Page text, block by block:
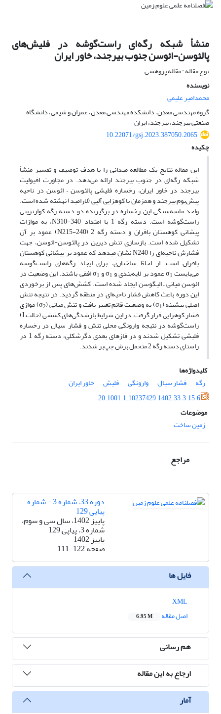
منشأ شبکه رگه‌ای راست‌گوشه در فلیش‌های
پالئوسن-ائوسن جنوب بیرجند، خاور ایران
نوع مقاله : مقاله پژوهشی
نویسنده
محمدامیر علیمی
گروه مهندسی معدن، دانشکده مهندسی معدن، عمران و شیمی، دانشگاه
صنعتی بیرجند، بیرجند، ایران
10.22071/gsj.2023.387050.2065
چکیده
این مقاله نتایج یک مطالعه میدانی را با هدف توصیف و تفسیر منشأ
شبکه رگه‌ای در جنوب بیرجند ارائه می‌دهد. در مجاورت افیولیت
بیرجند در خاور ایران، رخساره فلیشی پالئوسن – ائوسن در ناحیه‌
پیش‌بوم بیرجند و همزمان با کوهزایی آلپی (لارامید) نهشته شده است.
واحد ماسه‌سنگی این رخساره در برگیرنده دو دسته رگه کوارتزیتی
راست‌گوشه است. دسته رگه 1 با امتداد N310-340، به موازات
پیشانی کوهستان باقران و دسته رگه 2 (N215-240) عمود بر آن
تشکیل شده است. بازسازی تنش دیرین در پالئوسن-ائوسن، جهت
فشارش ناحیه‌‎ای را N240 نشان می‎دهد که عمود بر پیشانی کوهستان
باقران است. از لحاظ ساختاری، برای ایجاد رگه‌های راست‌گوشه
می‌بایست σ 1 عمود بر لایه‌بندی و σ 1 و σ 1 افقی باشند. این وضعیت در
ائوسن میانی – الیگوسن ایجاد شده است. کشش‌های پس از برخوردی
این دوره باعث کاهش فشار ناحیه‌ای در منطقه گردید. در نتیجه تنش
اصلی بیشینه (σ1 ) به وضعیت قائم تغییر یافت و تنش میانی (σ2 ) موازی
فشار کوهزایی قرار گرفت. در این شرایط بازشدگی‌های کششی (حالت I)
راست‌گوشه در نتیجه وارونگی محلی تنش و فشار سیال در رخساره
فلیشی تشکیل شدند و در فازهای بعدی دگرشکلی، دسته رگه 1 در
راستای دسته رگه 2 متحمل برش چپ‌بر شدند.
کلیدواژه‌ها
رگه
فشار سیال وارونگی فلیش
خاور ایران
20.1001.1.10237429.1402.33.3.15.6
موضوعات
زمین ساخت
مراجع
دوره 33، شماره 3 - شماره
پیاپی 129
پاییز 1402، سال سی و سوم،
شماره 3، پیاپی 129
پاییز 1402
صفحه111-122
فایل ها
اصل مقاله
6.95 M
هم رسانی
ارجاع به این مقاله
آمار